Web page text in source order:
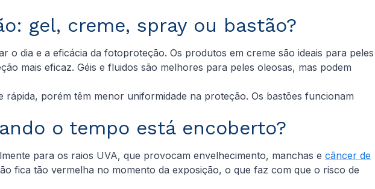
gel, creme, spray ou bastão?
o dia e a eficácia da fotoproteção. Os produtos em creme são ideais para peles
mais eficaz. Géis e fluidos são melhores para peles oleosas, mas podem
porém têm menor uniformidade na proteção. Os bastões funcionam
o tempo está encoberto?
para os raios UVA, que provocam envelhecimento, manchas e câncer de
fica tão vermelha no momento da exposição, o que faz com que o risco de